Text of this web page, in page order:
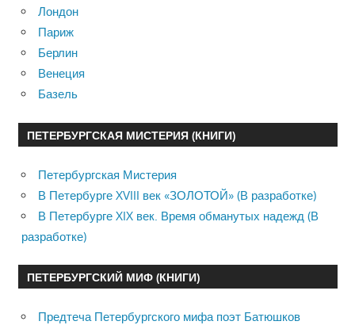
Лондон
Париж
Берлин
Венеция
Базель
ПЕТЕРБУРГСКАЯ МИСТЕРИЯ (КНИГИ)
Петербургская Мистерия
В Петербурге XVIII век «ЗОЛОТОЙ» (В разработке)
В Петербурге XIX век. Время обманутых надежд (В
разработке)
ПЕТЕРБУРГСКИЙ МИФ (КНИГИ)
Предтеча Петербургского мифа поэт Батюшков